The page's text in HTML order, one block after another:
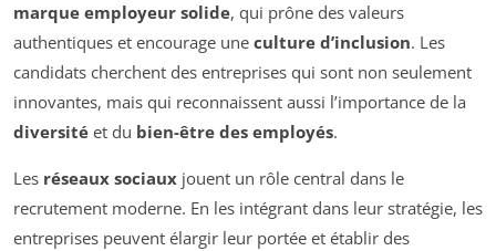
marque employeur solide, qui prône des valeurs
authentiques et encourage une culture d’inclusion. Les
candidats cherchent des entreprises qui sont non seulement
innovantes, mais qui reconnaissent aussi l’importance de la
diversité et du bien-être des employés.
Les réseaux sociaux jouent un rôle central dans le
recrutement moderne. En les intégrant dans leur stratégie, les
entreprises peuvent élargir leur portée et établir des